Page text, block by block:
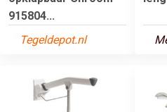
915804...
Tegeldepot.nl